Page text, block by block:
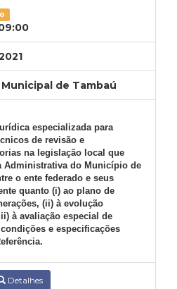
de Tambaú
especializada para
de revisão e
na legislação local que
Administrativa do Município de
o ente federado e seus
quanto (i) ao plano de
(ii) à evolução
à avaliação especial de
e especificações
Detalhes